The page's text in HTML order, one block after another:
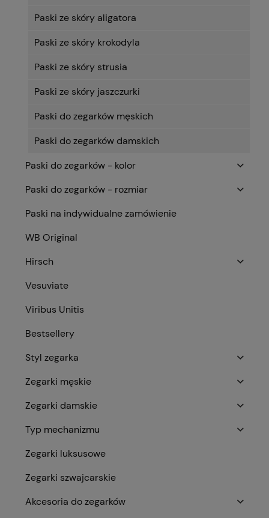
Paski ze skóry aligatora
Paski ze skóry krokodyla
Paski ze skóry strusia
Paski ze skóry jaszczurki
Paski do zegarków męskich
Paski do zegarków damskich
Paski do zegarków - kolor
Paski do zegarków - rozmiar
Paski na indywidualne zamówienie
WB Original
Hirsch
Vesuviate
Viribus Unitis
Bestsellery
Styl zegarka
Zegarki męskie
Zegarki damskie
Typ mechanizmu
Zegarki luksusowe
Zegarki szwajcarskie
Akcesoria do zegarków